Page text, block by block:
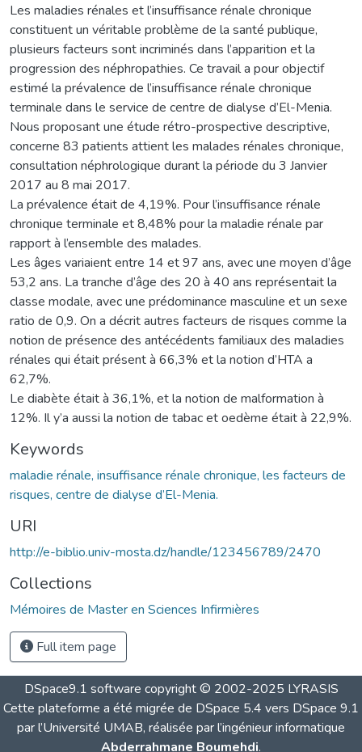
Les maladies rénales et l’insuffisance rénale chronique
constituent un véritable problème de la santé publique,
plusieurs facteurs sont incriminés dans l’apparition et la
progression des néphropathies. Ce travail a pour objectif
estimé la prévalence de l’insuffisance rénale chronique
terminale dans le service de centre de dialyse d’El-Menia.
Nous proposant une étude rétro-prospective descriptive,
concerne 83 patients attient les malades rénales chronique,
consultation néphrologique durant la période du 3 Janvier
2017 au 8 mai 2017.
La prévalence était de 4,19%. Pour l’insuffisance rénale
chronique terminale et 8,48% pour la maladie rénale par
rapport à l’ensemble des malades.
Les âges variaient entre 14 et 97 ans, avec une moyen d’âge
53,2 ans. La tranche d’âge des 20 à 40 ans représentait la
classe modale, avec une prédominance masculine et un sexe
ratio de 0,9. On a décrit autres facteurs de risques comme la
notion de présence des antécédents familiaux des maladies
rénales qui était présent à 66,3% et la notion d’HTA a
62,7%.
Le diabète était à 36,1%, et la notion de malformation à
12%. Il y’a aussi la notion de tabac et oedème était à 22,9%.
Keywords
maladie rénale, insuffisance rénale chronique, les facteurs de
risques, centre de dialyse d’El-Menia.
URI
http://e-biblio.univ-mosta.dz/handle/123456789/2470
Collections
Mémoires de Master en Sciences Infirmières
Full item page
DSpace9.1 software copyright © 2002-2025 LYRASIS
Cette plateforme a été migrée de DSpace 5.4 vers DSpace 9.1
par l’Université UMAB, réalisée par l’ingénieur informatique
Abderrahmane Boumehdi.